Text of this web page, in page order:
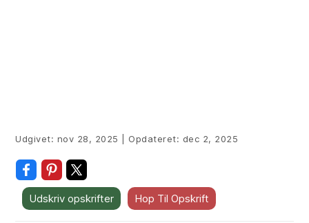
Udgivet: nov 28, 2025 Opdateret: dec 2, 2025
Udskriv opskrifter Hop Til Opskrift